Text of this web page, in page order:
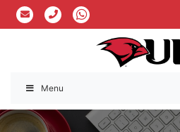
Menu